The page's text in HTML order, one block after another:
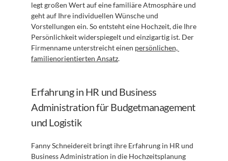
legt großen Wert auf eine familiäre Atmosphäre und
geht auf Ihre individuellen Wünsche und
Vorstellungen ein. So entsteht eine Hochzeit, die Ihre
Persönlichkeit widerspiegelt und einzigartig ist. Der
Firmenname unterstreicht einen persönlichen,
familienorientierten Ansatz.
Erfahrung in HR und Business
Administration für Budgetmanagement
und Logistik
Fanny Schneidereit bringt ihre Erfahrung in HR und
Business Administration in die Hochzeitsplanung